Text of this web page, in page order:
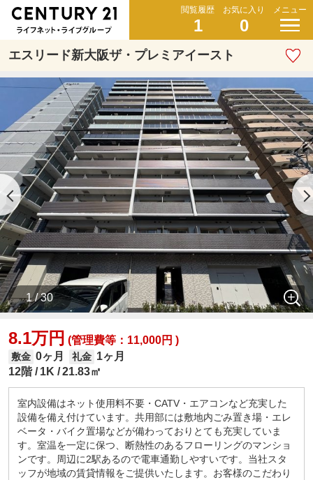
閲覧履歴
1
お気に入り
0
メニュー
エスリード新大阪ザ・プレミアイースト
1 / 30
8.1万円 (管理費等：11,000円 )
敷金 0ヶ月 礼金 1ヶ月
12階
1K 21.83㎡
室内設備はネット使用料不要・CATV・エアコンなど充実した
設備を備え付けています。共用部には敷地内ごみ置き場・エレ
ベータ・バイク置場などが備わっておりとても充実していま
す。室温を一定に保つ、断熱性のあるフローリングのマンショ
ンです。周辺に2駅あるので電車通勤しやすいです。当社スタ
ッフが地域の賃貸情報をご提供いたします。お客様のこだわり